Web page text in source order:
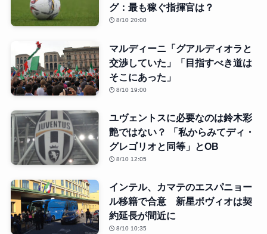
グ：最も稼ぐ指揮官は？
8/10 20:00
マルディーニ「グアルディオラと
交渉していた」「目指すべき道は
そこにあった」
8/10 19:00
ユヴェントスに必要なのは鈴木彩
艶ではない？ 「私からみてディ・
グレゴリオと同等」とOB
8/10 12:05
インテル、カマテのエスパニョー
ル移籍で合意 新星ボヴィオは契
約延長が間近に
8/10 10:35